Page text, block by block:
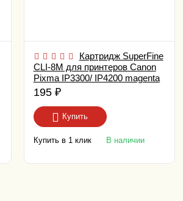
Картридж SuperFine
CLI-8M для принтеров Canon
Pixma IP3300/ IP4200 magenta
195 ₽
Купить
Купить в 1 клик В наличии